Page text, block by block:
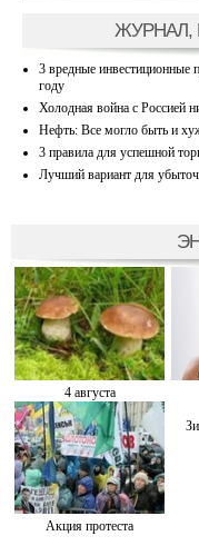
ЖУРНАЛ,
3 вредные инвестиционные
году
Холодная война с Россией
Нефть: Все могло быть и
3 правила для успешной
Лучший вариант для
4 августа
Акция протеста